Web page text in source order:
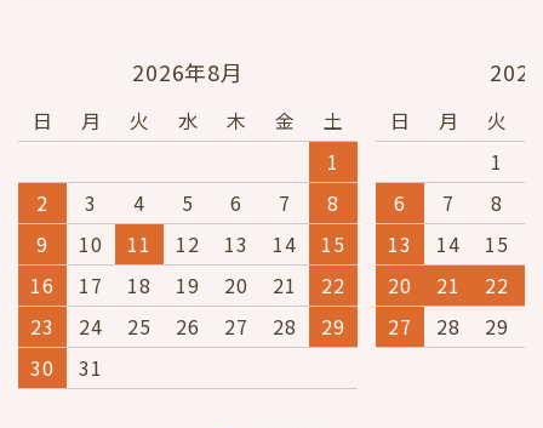
2026年8月
日 月 火 水 木 金
土
1
2
3 4 5 6 7
8
9
10 11 12 13 14
15
16
17 18 19 20 21
22
23
24 25 26 27 28
29
30
31
日 月 火
1
6
7 8
13
14 15
20
21 22
27
28 29